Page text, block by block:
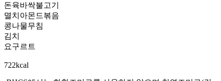
돈육바싹불고기
멸치아몬드볶음
콩나물무침
김치
요구르트
722kcal